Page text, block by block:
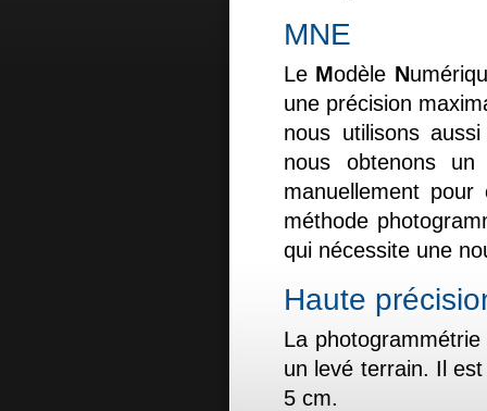
MNE
Le Modèle N
une précision
nous utilisons
nous obtenons un
manuellement
méthode
qui nécessite une
Haute
La
un levé terrain. Il
5 cm.